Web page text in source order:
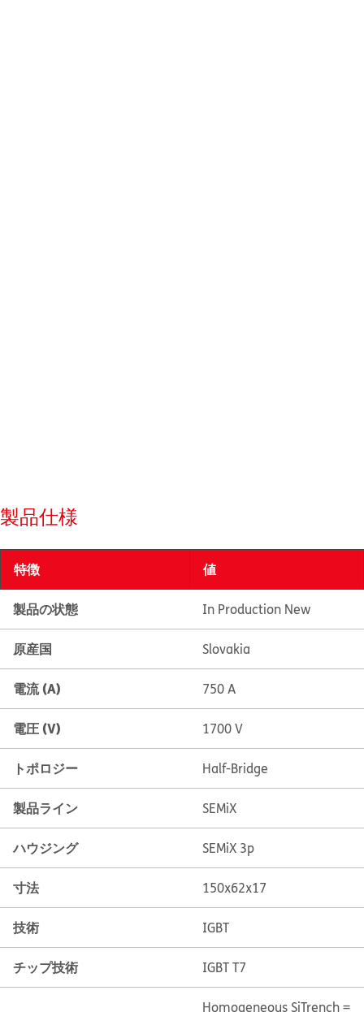
製品仕様
特徴 値
製品の状態 In Production New
原産国 Slovakia
電流 (A) 750 A
電圧 (V) 1700 V
トポロジー Half-Bridge
製品ライン SEMiX
ハウジング SEMiX 3p
寸法 150x62x17
技術 IGBT
チップ技術 IGBT T7
Homogeneous SiTrench =